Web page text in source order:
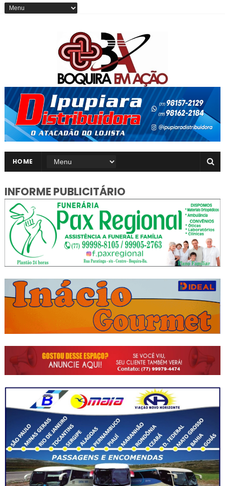
HOME
INFORME PUBLICITÁRIO